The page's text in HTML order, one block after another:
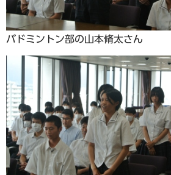
バドミントン部の山本脩太さん